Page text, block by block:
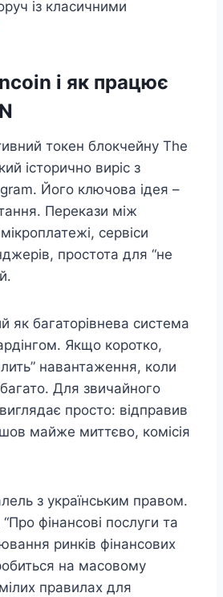
із класичними
і як працює
токен блокчейну The
історично виріс з
Його ключова ідея –
Перекази між
сервіси
простота для “не
як багаторівнева система
Якщо коротко,
навантаження, коли
Для звичайного
просто: відправив
майже миттєво, комісія
з українським правом.
фінансові послуги та
ринків фінансових
на масовому
правилах для